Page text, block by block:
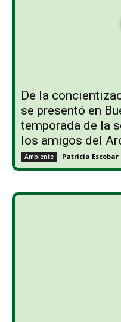
De la
se presentó en
temporada de la
los amigos del
Ambiente Patricia Escobar